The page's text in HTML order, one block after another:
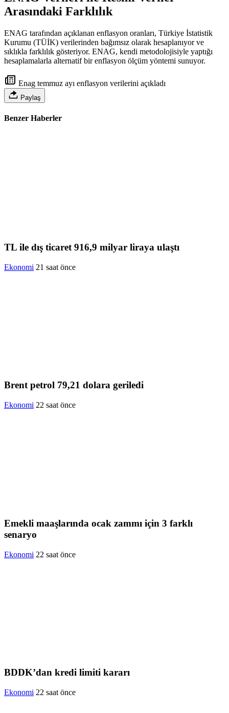
Arasındaki Farklılık
ENAG tarafından açıklanan enflasyon oranları, Türkiye İstatistik
Kurumu (TÜİK) verilerinden bağımsız olarak hesaplanıyor ve
sıklıkla farklılık gösteriyor. ENAG, kendi metodolojisiyle yaptığı
hesaplamalarla alternatif bir enflasyon ölçüm yöntemi sunuyor.
Enag temmuz ayı enflasyon verilerini açıkladı
Paylaş
Benzer Haberler
TL ile dış ticaret 916,9 milyar liraya ulaştı
Ekonomi 21 saat önce
Brent petrol 79,21 dolara geriledi
Ekonomi 22 saat önce
Emekli maaşlarında ocak zammı için 3 farklı
senaryo
Ekonomi 22 saat önce
BDDK’dan kredi limiti kararı
Ekonomi 22 saat önce